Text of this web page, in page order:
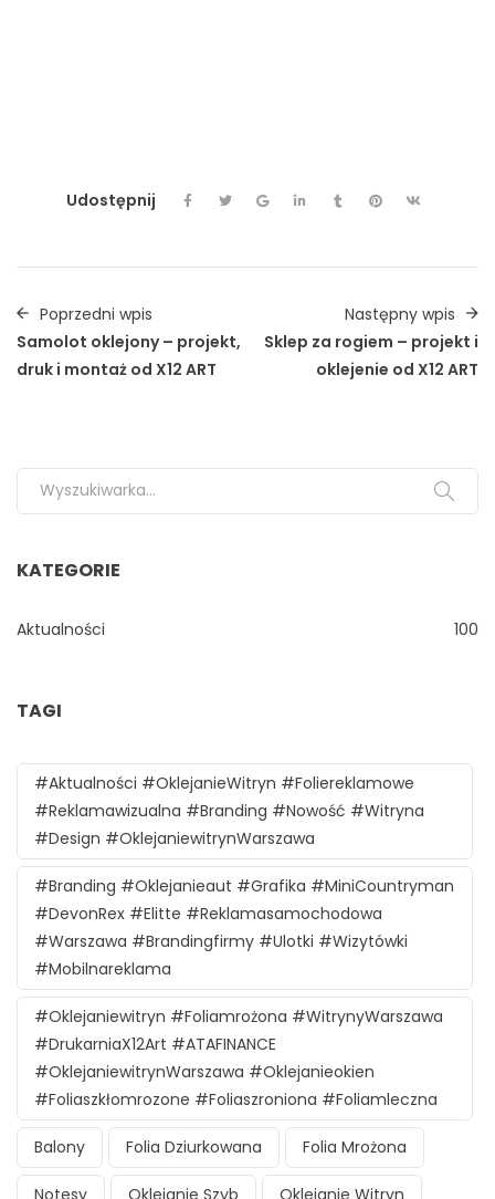
Udostępnij
Poprzedni wpis
Samolot oklejony – projekt,
druk i montaż od X12 ART
Następny wpis
Sklep za rogiem – projekt i
oklejenie od X12 ART
Search for:
KATEGORIE
Aktualności 100
TAGI
#aktualności #oklejanieWitryn #foliereklamowe
#reklamawizualna #branding #nowość #witryna
#design #oklejaniewitrynWarszawa
#branding #oklejanieaut #grafika #MiniCountryman
#DevonRex #Elitte #reklamasamochodowa
#Warszawa #brandingfirmy #ulotki #wizytówki
#mobilnareklama
#oklejaniewitryn #foliamrożona #witrynyWarszawa
#DrukarniaX12Art #ATAFINANCE
#oklejaniewitrynWarszawa #oklejanieokien
#foliaszkłomrozone #foliaszroniona #foliamleczna
Balony Folia Dziurkowana Folia Mrożona
Notesy Oklejanie Szyb Oklejanie Witryn